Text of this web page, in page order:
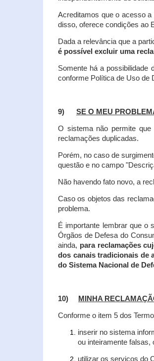
Acreditamos que o acesso
disso, oferece condições ao
Dada a relevância que a
é possível excluir uma
Somente há a possibilidade
conforme Política de Uso de
9) SE O MEU
O sistema não permite
reclamações duplicadas.
Porém, no caso de
questão e no campo
Não havendo fato novo, a
Caso os objetos das
problema.
É importante lembrar que o
Órgãos de Defesa do
ainda, para reclamações
dos canais tradicionais de
do Sistema Nacional de
10) MINHA
Conforme o item 5 dos
inserir no sistema
ou inteiramente falsas,
utilizar os serviços do